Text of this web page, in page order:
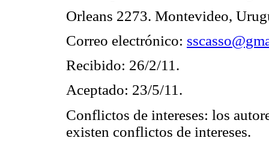
Orleans 2273. Montevideo,
Correo electrónico:
Recibido: 26/2/11.
Aceptado: 23/5/11.
Conflictos de intereses: los
existen conflictos de intereses.